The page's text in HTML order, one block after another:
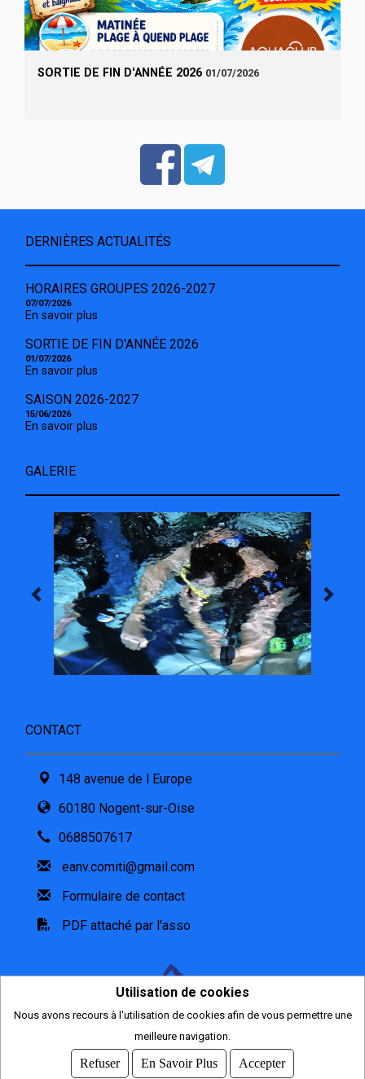
SORTIE DE FIN D'ANNÉE 2026 01/07/2026
DERNIÈRES ACTUALITÉS
HORAIRES GROUPES 2026-2027
07/07/2026
En savoir plus
SORTIE DE FIN D'ANNÉE 2026
01/07/2026
En savoir plus
SAISON 2026-2027
15/06/2026
En savoir plus
GALERIE
CONTACT
148 avenue de l Europe
60180 Nogent-sur-Oise
0688507617
eanv.comiti@gmail.com
Formulaire de contact
PDF attaché par l'asso
2026
© COMITI -CGVU
OPTIMISÉ POUR CHROME ET FIREFOX
Utilisation de cookies
Nous avons recours à l'utilisation de cookies afin de vous permettre une
meilleure navigation.
Refuser En Savoir Plus Accepter